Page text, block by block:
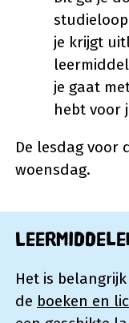
je krijgt
je gaat
hebt voor
De lesdag voor
woensdag.
Het is
de boeken en